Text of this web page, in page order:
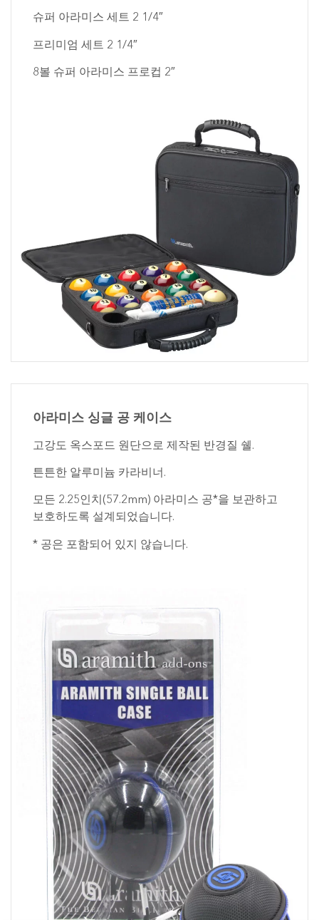
슈퍼 아라미스 세트 2 1/4″
프리미엄 세트 2 1/4″
8볼 슈퍼 아라미스 프로컵 2″
아라미스 싱글 공 케이스
고강도 옥스포드 원단으로 제작된 반경질 쉘.
튼튼한 알루미늄 카라비너.
모든 2.25인치(57.2mm) 아라미스 공*을 보관하고
보호하도록 설계되었습니다.
* 공은 포함되어 있지 않습니다.